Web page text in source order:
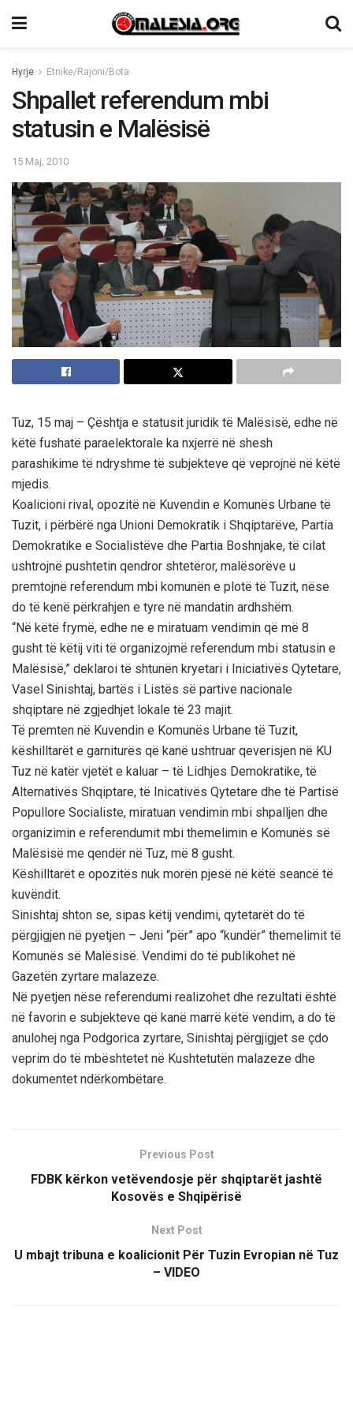
Hyrje Etnike/Rajoni/Bota
Shpallet referendum mbi
statusin e Malësisë
15 Maj, 2010
Tuz, 15 maj – Çështja e statusit juridik të Malësisë, edhe në
këtë fushatë paraelektorale ka nxjerrë në shesh
parashikime të ndryshme të subjekteve që veprojnë në këtë
mjedis.
Koalicioni rival, opozitë në Kuvendin e Komunës Urbane të
Tuzit, i përbërë nga Unioni Demokratik i Shqiptarëve, Partia
Demokratike e Socialistëve dhe Partia Boshnjake, të cilat
ushtrojnë pushtetin qendror shtetëror, malësorëve u
premtojnë referendum mbi komunën e plotë të Tuzit, nëse
do të kenë përkrahjen e tyre në mandatin ardhshëm.
“Në këtë frymë, edhe ne e miratuam vendimin që më 8
gusht të këtij viti të organizojmë referendum mbi statusin e
Malësisë,” deklaroi të shtunën kryetari i Iniciativës Qytetare,
Vasel Sinishtaj, bartës i Listës së partive nacionale
shqiptare në zgjedhjet lokale të 23 majit.
Të premten në Kuvendin e Komunës Urbane të Tuzit,
këshilltarët e garniturës që kanë ushtruar qeverisjen në KU
Tuz në katër vjetët e kaluar – të Lidhjes Demokratike, të
Alternativës Shqiptare, të Inicativës Qytetare dhe të Partisë
Popullore Socialiste, miratuan vendimin mbi shpalljen dhe
organizimin e referendumit mbi themelimin e Komunës së
Malësisë me qendër në Tuz, më 8 gusht.
Këshilltarët e opozitës nuk morën pjesë në këtë seancë të
kuvëndit.
Sinishtaj shton se, sipas këtij vendimi, qytetarët do të
përgjigjen në pyetjen – Jeni “për” apo “kundër” themelimit të
Komunës së Malësisë. Vendimi do të publikohet në
Gazetën zyrtare malazeze.
Në pyetjen nëse referendumi realizohet dhe rezultati është
në favorin e subjekteve që kanë marrë këtë vendim, a do të
anulohej nga Podgorica zyrtare, Sinishtaj përgjigjet se çdo
veprim do të mbështetet në Kushtetutën malazeze dhe
dokumentet ndërkombëtare.
Previous Post
FDBK kërkon vetëvendosje për shqiptarët jashtë
Kosovës e Shqipërisë
Next Post
U mbajt tribuna e koalicionit Për Tuzin Evropian në Tuz
– VIDEO